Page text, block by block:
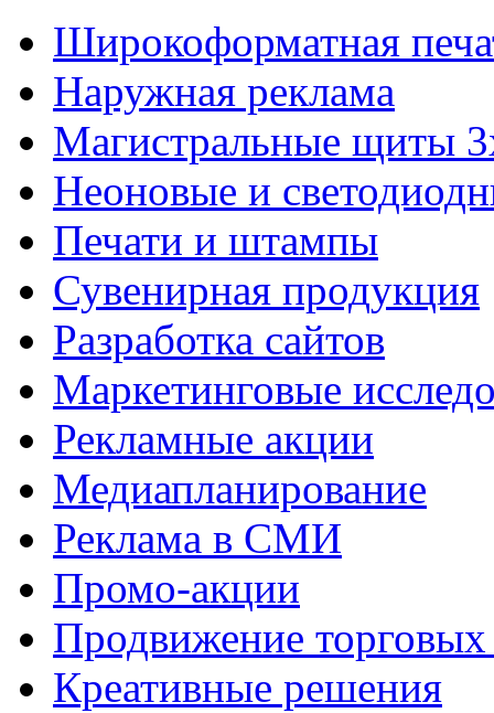
Широкоформатная
Наружная реклама
Магистральные щиты
Неоновые и
Печати и штампы
Сувенирная продукция
Разработка сайтов
Маркетинговые
Рекламные акции
Медиапланирование
Реклама в СМИ
Промо-акции
Продвижение
Креативные решения